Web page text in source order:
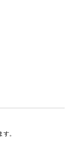
。